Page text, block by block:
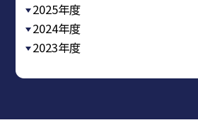
2025年度
2024年度
2023年度